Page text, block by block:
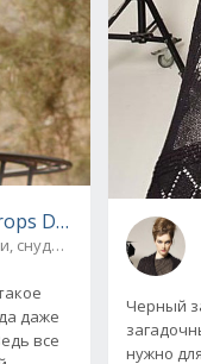
Design,
снуды и палантины
даже
все
Черный
нужно